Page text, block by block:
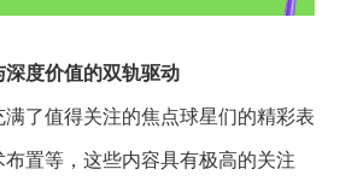
度价值的双轨驱动
满了值得关注的焦点球星们的精彩表
置等，这些内容具有极高的关注